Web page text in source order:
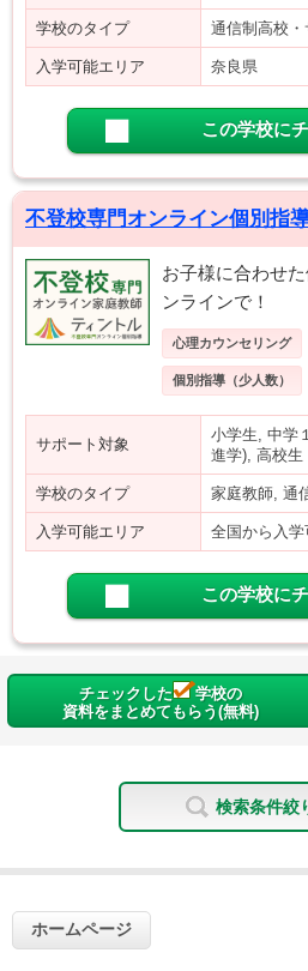
学校のタイプ 通信制高校
入学可能エリア 奈良県
この学校に
不登校専門オンライン個別指
お子様に合わせ
ンラインで！
心理カウンセリング
個別指導（少人数）
サポート対象
小学生, 中学
進学), 高校生
学校のタイプ 家庭教師, 通
入学可能エリア 全国から入学
この学校に
チェックした
学校の
資料をまとめてもらう(無料)
検索条件絞
ホームページ